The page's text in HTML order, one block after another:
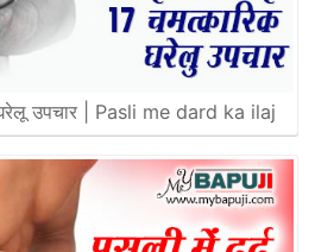
उपचार | Pasli me dard ka ilaj